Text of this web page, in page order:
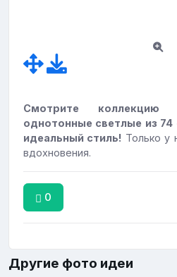
Смотрите
однотонные светлые из
идеальный стиль! Только у
вдохновения.
0
Другие фото идеи